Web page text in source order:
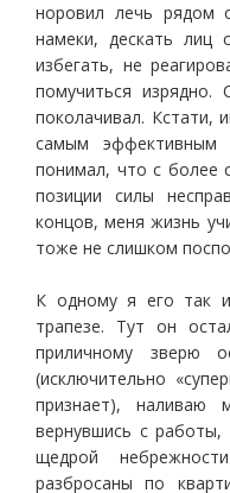
норовил лечь рядом
намеки, дескать лиц
избегать, не
помучиться
поколачивал. Кстати,
самым эффективным
понимал, что с более
позиции силы
концов, меня жизнь
тоже не слишком
К одному я его так
трапезе. Тут он
приличному зверю
(исключительно
признает),
вернувшись с
щедрой
разбросаны по